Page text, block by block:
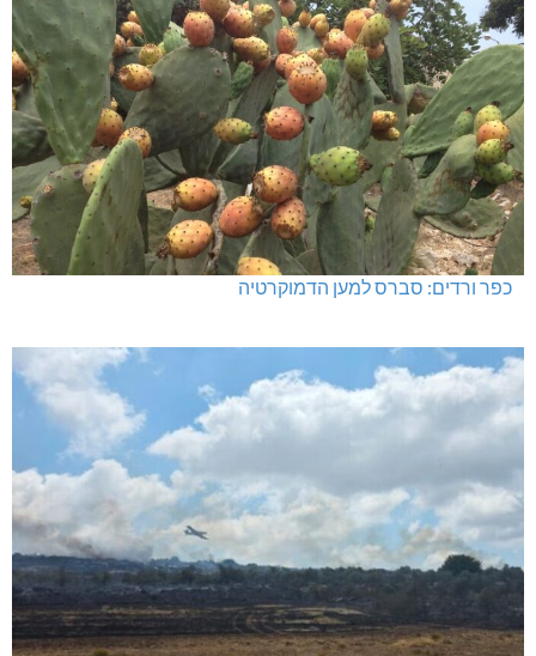
כפר ורדים: סברס למען הדמוקרטיה